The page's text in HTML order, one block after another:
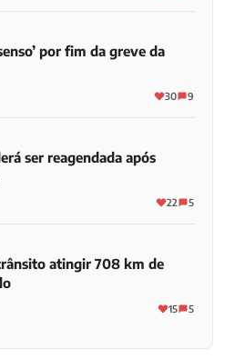
por fim da greve da
30 9
ser reagendada após
22 5
atingir 708 km de
15 5